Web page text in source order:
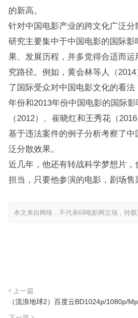
的新高。
针对中国电影产业的跨文化广泛分
研究主要集中于中国电影的国际影
果、发展历程，并多觉得合适而
究路径。例如，黄会林等人（
了国际受众对中国电影文化的看法
年份和2013年份中国电影的国际
（2012）、崔晓红和王秀花（
基于违法案件的例子分析考察了中
泛分散效果。
近几年，他还有转战科学梦想片，
担当，只要他参演的电影，剧场售
本文来自网络，不代表69电影网立场，转载
上一篇
（流浪地球2）百度云BD1024p/1080p/